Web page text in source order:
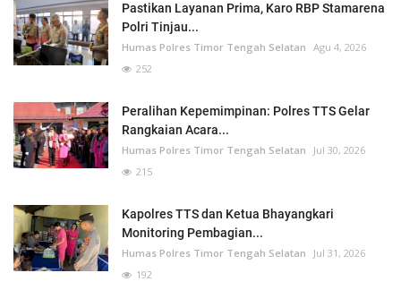
Pastikan Layanan Prima, Karo RBP Stamarena
Polri Tinjau...
Humas Polres Timor Tengah Selatan Agu 4, 2026
252
Peralihan Kepemimpinan: Polres TTS Gelar
Rangkaian Acara...
Humas Polres Timor Tengah Selatan
Jul 30, 2026
215
Kapolres TTS dan Ketua Bhayangkari
Monitoring Pembagian...
Humas Polres Timor Tengah Selatan
Jul 31, 2026
192